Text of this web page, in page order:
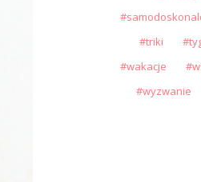
triki
wakacje
wyzwanie